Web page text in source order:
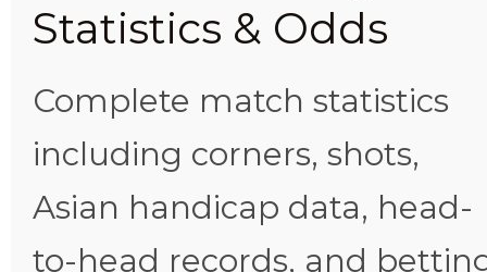
Statistics & Odds
Complete match statistics
including corners, shots,
Asian handicap data, head-
to-head records, and